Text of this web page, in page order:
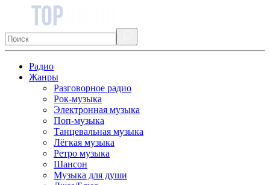
Радио
Жанры
Разговорное радио
Рок-музыка
Электронная музыка
Поп-музыка
Танцевальная музыка
Лёгкая музыка
Ретро музыка
Шансон
Музыка для души